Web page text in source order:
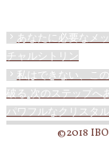
あなたに必要なメ
チャルシトリン
私はできない、こ
破る,次のステップへ
パワフルなクリスタル
©2018